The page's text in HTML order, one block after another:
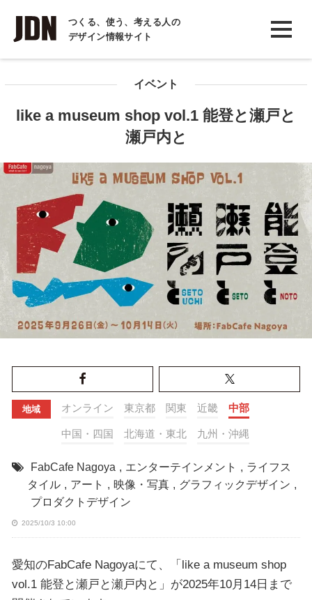
つくる、使う、考える人の
デザイン情報サイト
INTERVIEW
インタビュー
イベント
like a museum shop vol.1 能登と瀬戸と
瀬戸内と
地域 オンライン 東京都 関東 近畿 中部
中国・四国 北海道・東北 九州・沖縄
FabCafe Nagoya , エンターテインメント , ライフス
タイル , アート , 映像・写真 , グラフィックデザイン ,
プロダクトデザイン
2025/10/3 10:00
愛知のFabCafe Nagoyaにて、「like a museum shop
vol.1 能登と瀬戸と瀬戸内と」が2025年10月14日まで